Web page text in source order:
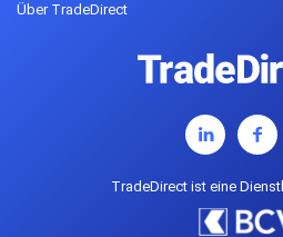
Über TradeDirect
TradeDirect ist eine